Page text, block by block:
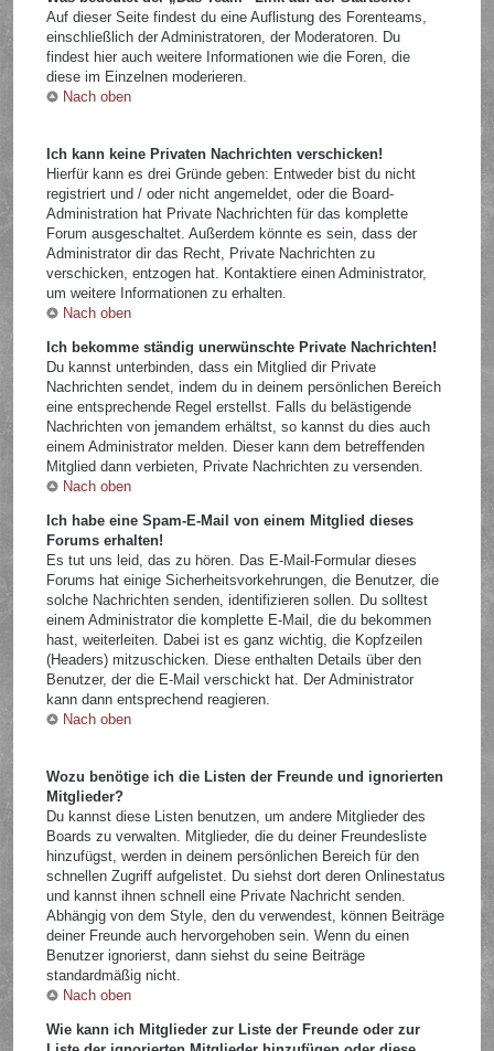
Auf dieser Seite findest du eine Auflistung des Forenteams,
einschließlich der Administratoren, der Moderatoren. Du
findest hier auch weitere Informationen wie die Foren, die
diese im Einzelnen moderieren.
Nach oben
Ich kann keine Privaten Nachrichten verschicken!
Hierfür kann es drei Gründe geben: Entweder bist du nicht
registriert und / oder nicht angemeldet, oder die Board-
Administration hat Private Nachrichten für das komplette
Forum ausgeschaltet. Außerdem könnte es sein, dass der
Administrator dir das Recht, Private Nachrichten zu
verschicken, entzogen hat. Kontaktiere einen Administrator,
um weitere Informationen zu erhalten.
Nach oben
Ich bekomme ständig unerwünschte Private Nachrichten!
Du kannst unterbinden, dass ein Mitglied dir Private
Nachrichten sendet, indem du in deinem persönlichen Bereich
eine entsprechende Regel erstellst. Falls du belästigende
Nachrichten von jemandem erhältst, so kannst du dies auch
einem Administrator melden. Dieser kann dem betreffenden
Mitglied dann verbieten, Private Nachrichten zu versenden.
Nach oben
Ich habe eine Spam-E-Mail von einem Mitglied dieses
Forums erhalten!
Es tut uns leid, das zu hören. Das E-Mail-Formular dieses
Forums hat einige Sicherheitsvorkehrungen, die Benutzer, die
solche Nachrichten senden, identifizieren sollen. Du solltest
einem Administrator die komplette E-Mail, die du bekommen
hast, weiterleiten. Dabei ist es ganz wichtig, die Kopfzeilen
(Headers) mitzuschicken. Diese enthalten Details über den
Benutzer, der die E-Mail verschickt hat. Der Administrator
kann dann entsprechend reagieren.
Nach oben
Wozu benötige ich die Listen der Freunde und ignorierten
Mitglieder?
Du kannst diese Listen benutzen, um andere Mitglieder des
Boards zu verwalten. Mitglieder, die du deiner Freundesliste
hinzufügst, werden in deinem persönlichen Bereich für den
schnellen Zugriff aufgelistet. Du siehst dort deren Onlinestatus
und kannst ihnen schnell eine Private Nachricht senden.
Abhängig von dem Style, den du verwendest, können Beiträge
deiner Freunde auch hervorgehoben sein. Wenn du einen
Benutzer ignorierst, dann siehst du seine Beiträge
standardmäßig nicht.
Nach oben
Wie kann ich Mitglieder zur Liste der Freunde oder zur